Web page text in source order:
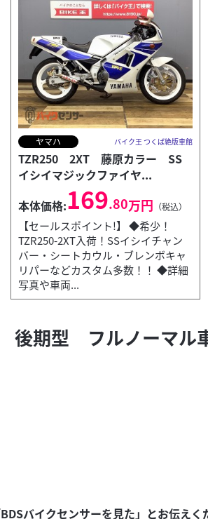
ドリングストップ...
㎞のPCX150入荷！ご通勤・ご通学に
ヤマハ バイク王 つくば絶版車館
TZR250 2XT 藤原カラー SS
イシイマジックファイヤ...
本体価格:169.80万円 （税込）
【セールスポイント!】 ◆希少！
TZR250-2XT入荷！SSイシイチャン
バー・シートカウル・ブレンボキャ
リパーなどカスタム多数！！ ◆詳細
写真や車両...
期型 フルノーマル
バイクセンサーを見た」とお伝えく